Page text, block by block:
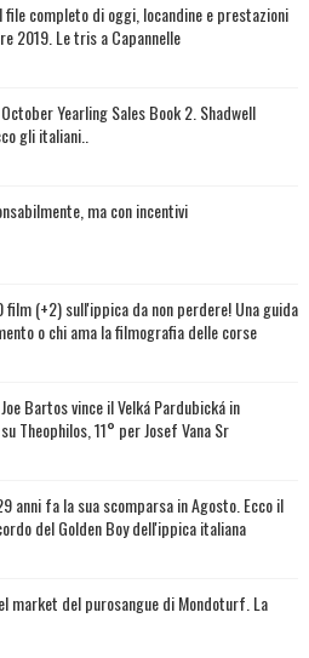
file completo di oggi, locandine e prestazioni
2019. Le tris a Capannelle
Yearling Sales Book 2. Shadwell
gli italiani..
ma con incentivi
film (+2) sull'ippica da non perdere! Una guida
o chi ama la filmografia delle corse
Bartos vince il Velká Pardubická in
Theophilos, 11° per Josef Vana Sr
anni fa la sua scomparsa in Agosto. Ecco il
del Golden Boy dell'ippica italiana
market del purosangue di Mondoturf. La